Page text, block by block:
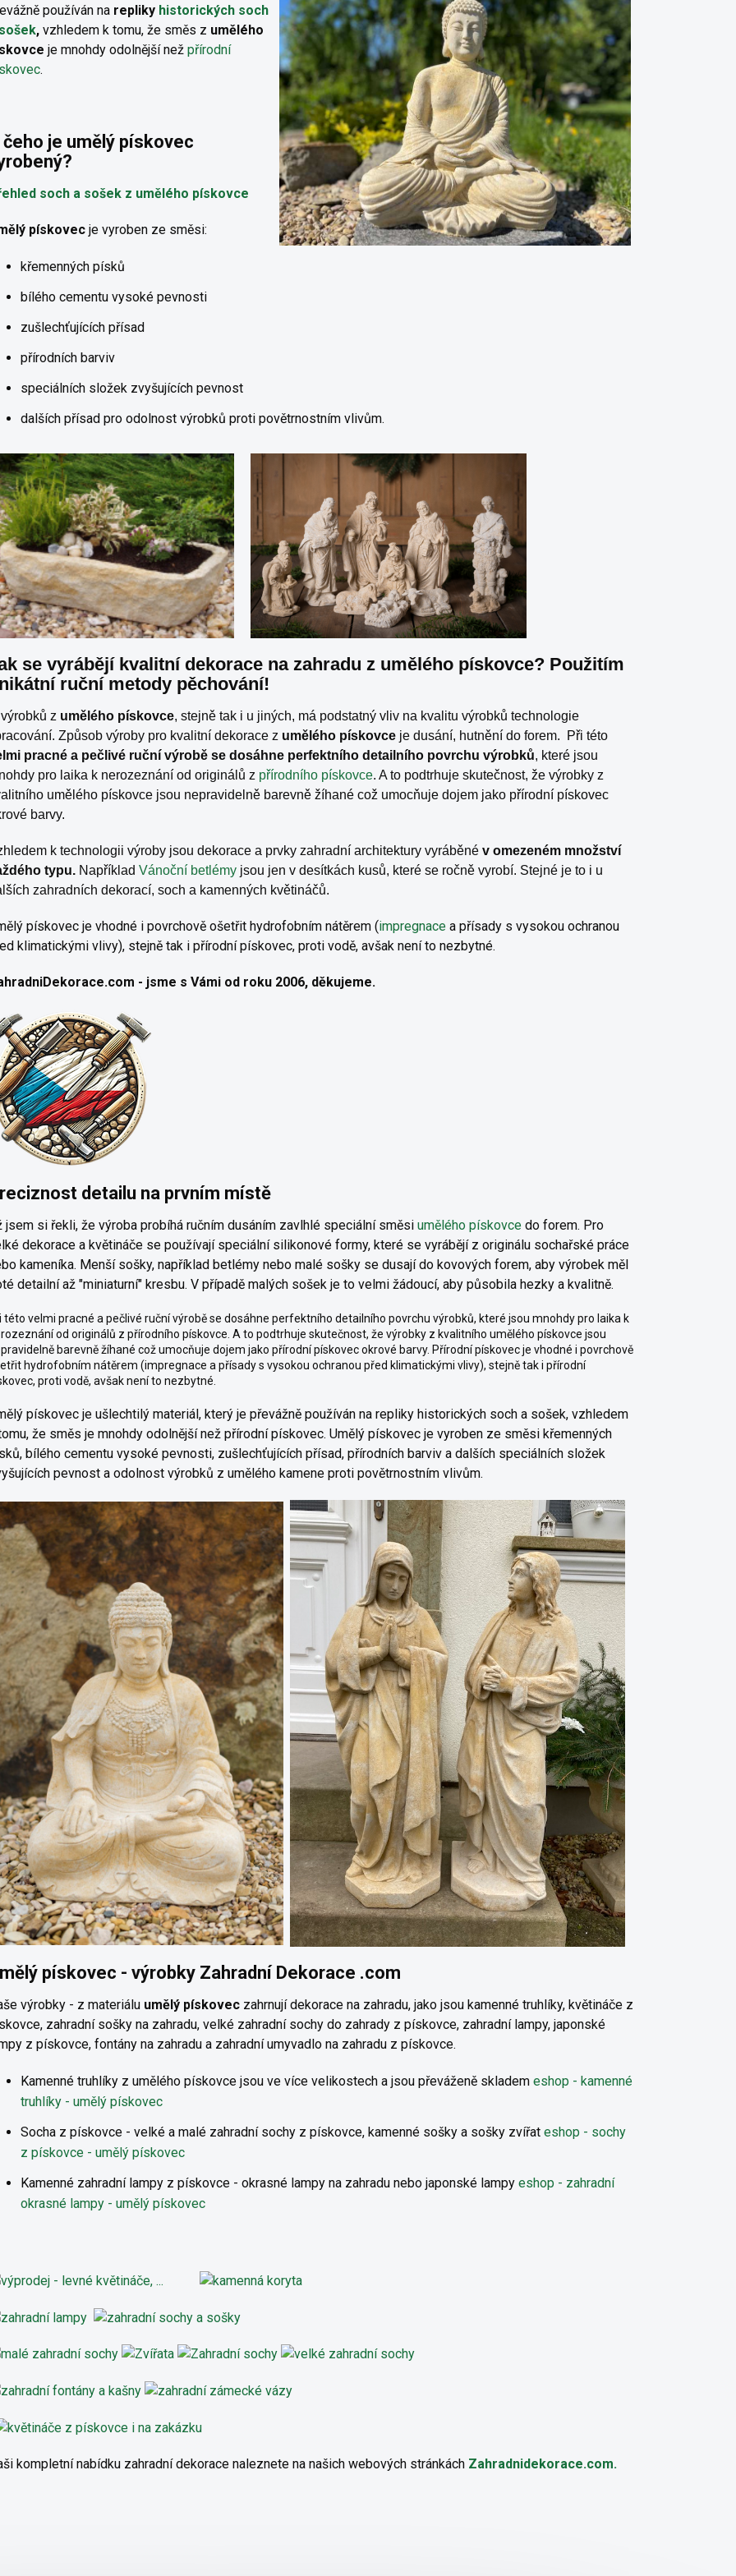
používán na repliky historických soch
, vzhledem k tomu, že směs z umělého
je mnohdy odolnější než přírodní
.
čeho je umělý pískovec
soch a sošek z umělého pískovce
pískovec je vyroben ze směsi:
křemenných písků
bílého cementu vysoké pevnosti
zušlechťujících přísad
přírodních barviv
speciálních složek zvyšujících pevnost
dalších přísad pro odolnost výrobků proti povětrnostním vlivům.
se vyrábějí kvalitní dekorace na zahradu z umělého pískovce? Použitím
ruční metody pěchování!
z umělého pískovce, stejně tak i u jiných, má podstatný vliv na kvalitu výrobků technologie
Způsob výroby pro kvalitní dekorace z umělého pískovce je dusání, hutnění do forem.
Při této
pracné a pečlivé ruční výrobě se dosáhne perfektního detailního povrchu výrobků, které jsou
pro laika k nerozeznání od originálů z přírodního pískovce. A to podtrhuje skutečnost, že výrobky z
umělého pískovce jsou nepravidelně barevně žíhané což umocňuje dojem jako přírodní pískovec
barvy.
k technologii výroby jsou dekorace a prvky zahradní architektury vyráběné v omezeném množství
typu. Například Vánoční betlémy jsou jen v desítkách kusů, které se ročně vyrobí. Stejné je to i u
zahradních dekorací, soch a kamenných květináčů.
pískovec je vhodné i povrchově ošetřit hydrofobním nátěrem (impregnace a přísady s vysokou ochranou
klimatickými vlivy), stejně tak i přírodní pískovec, proti vodě, avšak není to nezbytné.
- jsme s Vámi od roku 2006, děkujeme.
detailu na prvním místě
jsem si řekli, že výroba probíhá ručním dusáním zavlhlé speciální směsi umělého pískovce do forem. Pro
dekorace a květináče se používají speciální silikonové formy, které se vyrábějí z originálu sochařské práce
kameníka. Menšísošky, například betlémy nebo malé sošky se dusají do kovových forem, aby výrobek měl
detailní až "miniaturní" kresbu. V případě malých sošek je to velmi žádoucí, aby působila hezky a kvalitně.
této velmi pracné a pečlivé ruční výrobě se dosáhne perfektního detailního povrchu výrobků, které jsou mnohdy pro laika k
od originálů z přírodního pískovce. A to podtrhuje skutečnost, že výrobky z kvalitního umělého pískovce jsou
barevně žíhané což umocňuje dojem jako přírodní pískovec okrové barvy. Přírodní pískovec je vhodné i povrchově
hydrofobním nátěrem (impregnace a přísady s vysokou ochranou před klimatickými vlivy), stejně tak i přírodní
proti vodě, avšak není to nezbytné.
pískovec je ušlechtilý materiál, který je převážně používán na repliky historických soch a sošek, vzhledem
že směs je mnohdy odolnější než přírodní pískovec. Umělý pískovec je vyroben ze směsi křemenných
bílého cementu vysoké pevnosti, zušlechťujících přísad, přírodních barviv a dalších speciálních složek
pevnost a odolnost výrobků z umělého kamene proti povětrnostním vlivům.
pískovec - výrobky Zahradní Dekorace .com
výrobky - z materiálu umělý pískovec zahrnují dekorace na zahradu, jako jsou kamenné truhlíky, květináče z
zahradní sošky na zahradu, velké zahradní sochy do zahrady z pískovce, zahradní lampy, japonské
z pískovce, fontány na zahradu a zahradní umyvadlo na zahradu z pískovce.
Kamenné truhlíky z umělého pískovce jsou ve více velikostech a jsou převáženě skladem eshop - kamenné
truhlíky - umělý pískovec
Socha z pískovce - velké a malé zahradní sochy z pískovce, kamenné sošky a sošky zvířat eshop - sochy
z pískovce - umělý pískovec
Kamenné zahradní lampy z pískovce - okrasné lampy na zahradu nebo japonské lampy eshop - zahradní
okrasné lampy - umělý pískovec
kompletní nabídku zahradní dekorace naleznete na našich webových stránkách Zahradnidekorace.com.